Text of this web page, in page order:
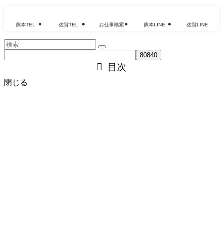
熊本TEL 佐賀TEL お仕事検索 熊本LINE 佐賀LINE
目次
閉じる